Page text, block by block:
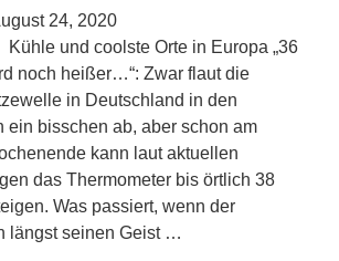
24, 2020
Kühle und coolste Orte in Europa „36
noch heißer…“: Zwar flaut die
in Deutschland in den
ein bisschen ab, aber schon am
kann laut aktuellen
das Thermometer bis örtlich 38
Was passiert, wenn der
längst seinen Geist …